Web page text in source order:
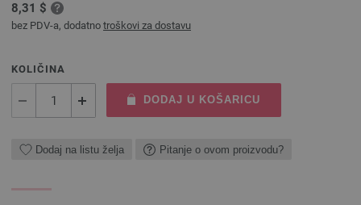
8,31 $
bez PDV-a, dodatno troškovi za dostavu
KOLIČINA
DODAJ U KOŠARICU
Dodaj na listu želja Pitanje o ovom proizvodu?